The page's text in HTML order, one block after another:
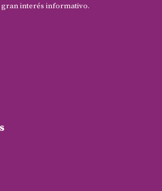
interés informativo.